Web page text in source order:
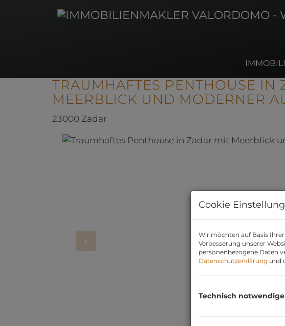
TRAUMHAFTES PENTHOUSE IN
MEERBLICK UND MODERNER
23000 Zadar
Cookie
Wir möchten auf Basis
Verbesserung unserer
personenbezogene Daten
Datenschutzerklärung und
Technisch notwendige